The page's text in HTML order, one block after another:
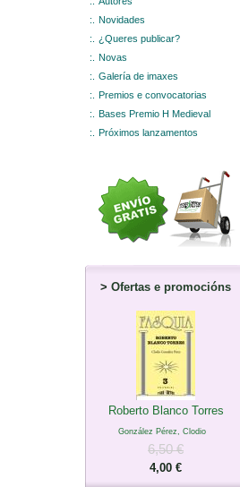
:.
Novidades
:.
¿Queres publicar?
:.
Novas
:.
Galería de imaxes
:.
Premios e convocatorias
:.
Bases Premio H Medieval
:.
Próximos lanzamentos
> Ofertas e promocións
Roberto Blanco Torres
González Pérez, Clodio
6,50 €
4,00 €